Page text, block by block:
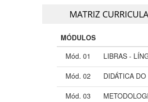
MATRIZ
MÓDULOS
Mód. 01
LIBRAS -
Mód. 02 DIDÁTICA
Mód. 03